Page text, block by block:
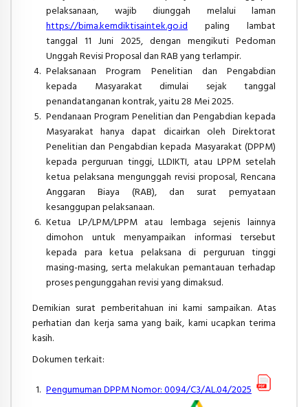
pelaksanaan, wajib diunggah melalui laman
https://bima.kemdiktisaintek.go.id paling lambat
tanggal 11 Juni 2025, dengan mengikuti Pedoman
Unggah Revisi Proposal dan RAB yang terlampir.
Pelaksanaan Program Penelitian dan Pengabdian
kepada Masyarakat dimulai sejak tanggal
penandatanganan kontrak, yaitu 28 Mei 2025.
Pendanaan Program Penelitian dan Pengabdian kepada
Masyarakat hanya dapat dicairkan oleh Direktorat
Penelitian dan Pengabdian kepada Masyarakat (DPPM)
kepada perguruan tinggi, LLDIKTI, atau LPPM setelah
ketua pelaksana mengunggah revisi proposal, Rencana
Anggaran Biaya (RAB), dan surat pernyataan
kesanggupan pelaksanaan.
Ketua LP/LPM/LPPM atau lembaga sejenis lainnya
dimohon untuk menyampaikan informasi tersebut
kepada para ketua pelaksana di perguruan tinggi
masing-masing, serta melakukan pemantauan terhadap
proses pengunggahan revisi yang dimaksud.
Demikian surat pemberitahuan ini kami sampaikan. Atas
perhatian dan kerja sama yang baik, kami ucapkan terima
kasih.
Dokumen terkait:
Pengumuman DPPM Nomor: 0094/C3/AL.04/2025